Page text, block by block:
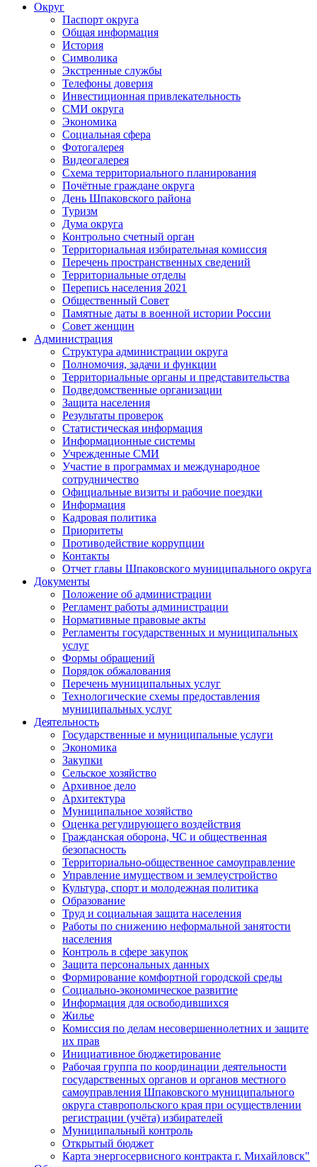
Округ
Паспорт округа
Общая информация
История
Символика
Экстренные службы
Телефоны доверия
Инвестиционная привлекательность
СМИ округа
Экономика
Социальная сфера
Фотогалерея
Видеогалерея
Схема территориального планирования
Почётные граждане округа
День Шпаковского района
Туризм
Дума округа
Контрольно счетный орган
Территориальная избирательная комиссия
Перечень пространственных сведений
Территориальные отделы
Перепись населения 2021
Общественный Совет
Памятные даты в военной истории России
Совет женщин
Администрация
Структура администрации округа
Полномочия, задачи и функции
Территориальные органы и представительства
Подведомственные организации
Защита населения
Результаты проверок
Статистическая информация
Информационные системы
Учрежденные СМИ
Участие в программах и международное
сотрудничество
Официальные визиты и рабочие поездки
Информация
Кадровая политика
Приоритеты
Противодействие коррупции
Контакты
Отчет главы Шпаковского муниципального округа
Документы
Положение об администрации
Регламент работы администрации
Нормативные правовые акты
Регламенты государственных и муниципальных
услуг
Формы обращений
Порядок обжалования
Перечень муниципальных услуг
Технологические схемы предоставления
муниципальных услуг
Деятельность
Государственные и муниципальные услуги
Экономика
Закупки
Сельское хозяйство
Архивное дело
Архитектура
Муниципальное хозяйство
Оценка регулирующего воздействия
Гражданская оборона, ЧС и общественная
безопасность
Территориально-общественное самоуправление
Управление имуществом и землеустройство
Культура, спорт и молодежная политика
Образование
Труд и социальная защита населения
Работы по снижению неформальной занятости
населения
Контроль в сфере закупок
Защита персональных данных
Формирование комфортной городской среды
Социально-экономическое развитие
Информация для освободившихся
Жилье
Комиссия по делам несовершеннолетних и защите
их прав
Инициативное бюджетирование
Рабочая группа по координации деятельности
государственных органов и органов местного
самоуправления Шпаковского муниципального
округа ставропольского края при осуществлении
регистрации (учёта) избирателей
Муниципальный контроль
Открытый бюджет
Карта энергосервисного контракта г. Михайловск"